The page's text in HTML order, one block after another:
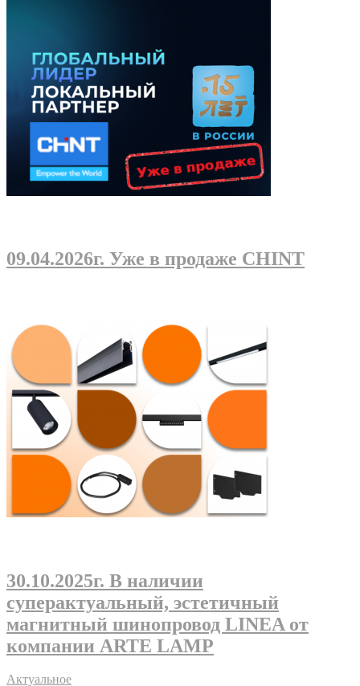
09.04.2026г. Уже в продаже CHINT
30.10.2025г. В наличии
суперактуальный, эстетичный
магнитный шинопровод LINEA от
компании ARTE LAMP
Актуальное